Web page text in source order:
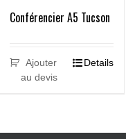
Conférencier A5 Tucson
Ajouter
au devis
Details